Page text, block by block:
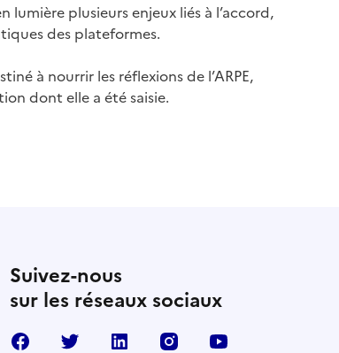
lumière plusieurs enjeux liés à l’accord,
des plateformes.
à nourrir les réflexions de l’ARPE,
dont elle a été saisie.
Suivez-nous
sur les réseaux sociaux
FacebookTwitter Linkedin Instagram